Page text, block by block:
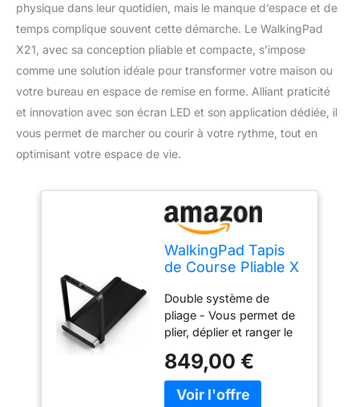
physique dans leur quotidien, mais le manque d’espace et de
temps complique souvent cette démarche. Le WalkingPad
X21, avec sa conception pliable et compacte, s’impose
comme une solution idéale pour transformer votre maison ou
votre bureau en espace de remise en forme. Alliant praticité
et innovation avec son écran LED et son application dédiée, il
vous permet de marcher ou courir à votre rythme, tout en
optimisant votre espace de vie.
WalkingPad Tapis
de Course Pliable X
et Bureau - Pliage
Vertical Gain de
Place Walking Pad,
Grande Surface de
Course, avec Écran
LED
Double système de
pliage - Vous permet de
plier, déplier et ranger le
2 étapes. Pas besoin de
monter le guidon, vous
pouvez facilement
849,00 €